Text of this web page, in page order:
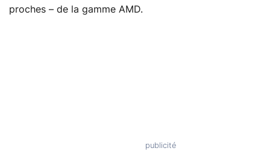
proches – de la gamme AMD.